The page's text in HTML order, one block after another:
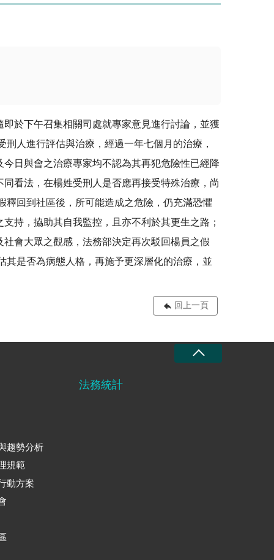
於下午召集相關司處就專家意見進行討論，並獲
人進行評估與治療，經過一年七個月的治療，
日與會之治療專家均不認為其再犯危險性已經降
看法，在楊姓受刑人是否應再接受特殊治療，尚
回到社區後，所可能造成之危險，仍充滿恐懼
持，拹助其自我監控，且亦不利於其更生之路；
會大眾之觀感，法務部決定再次駁回楊員之假
是否為病態人格，再施予更深層化的治療，並
回上一頁
趨勢分析
規範
動方案
法務統計